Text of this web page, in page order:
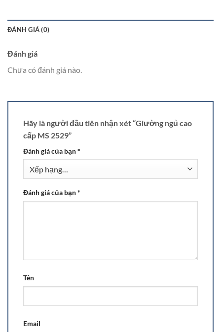
ĐÁNH GIÁ (0)
Đánh giá
Chưa có đánh giá nào.
Hãy là người đầu tiên nhận xét “Giường ngủ cao
cấp MS 2529”
Đánh giá của bạn*
Đánh giá của bạn*
Tên
Email